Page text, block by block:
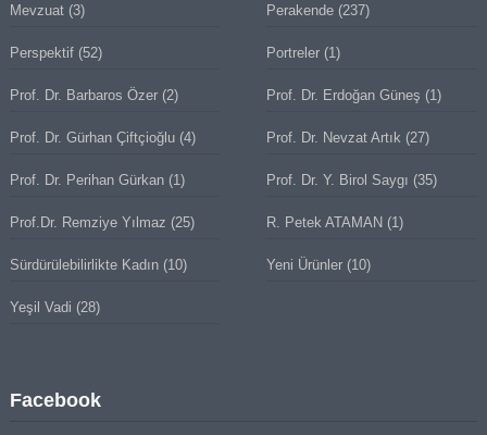
Mevzuat(3) Perakende (237)
Perspektif(52) Portreler (1)
Prof. Dr. Barbaros Özer(2) Prof. Dr. Erdoğan Güneş (1)
Prof. Dr. Gürhan Çiftçioğlu(4) Prof. Dr. Nevzat Artık (27)
Prof. Dr. Perihan Gürkan(1) Prof. Dr. Y. Birol Saygı (35)
Prof.Dr. Remziye Yılmaz (25) R. Petek ATAMAN (1)
Sürdürülebilirlikte Kadın(10) Yeni Ürünler (10)
Yeşil Vadi (28)
Facebook